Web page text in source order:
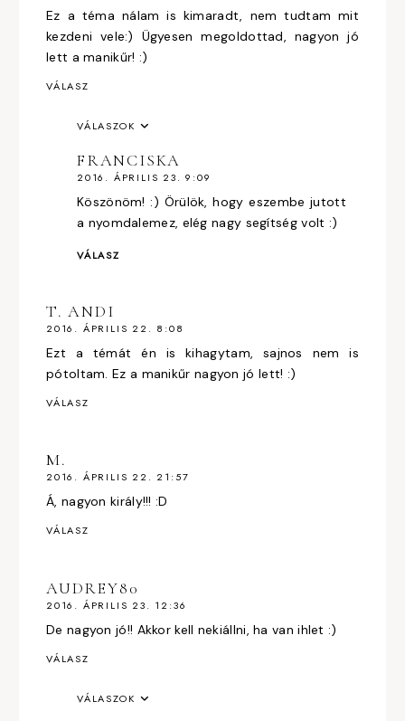
Ez a téma nálam is kimaradt, nem tudtam mit
kezdeni vele:) Ügyesen megoldottad, nagyon jó
lett a manikűr! :)
VÁLASZ
VÁLASZOK
FRANCISKA
2016. ÁPRILIS 23. 9:09
Köszönöm! :) Örülök, hogy eszembe jutott
a nyomdalemez, elég nagy segítség volt :)
VÁLASZ
T. ANDI
2016. ÁPRILIS 22. 8:08
Ezt a témát én is kihagytam, sajnos nem is
pótoltam. Ez a manikűr nagyon jó lett! :)
VÁLASZ
M.
2016. ÁPRILIS 22. 21:57
Á, nagyon király!!! :D
VÁLASZ
AUDREY80
2016. ÁPRILIS 23. 12:36
De nagyon jó!! Akkor kell nekiállni, ha van ihlet :)
VÁLASZ
VÁLASZOK